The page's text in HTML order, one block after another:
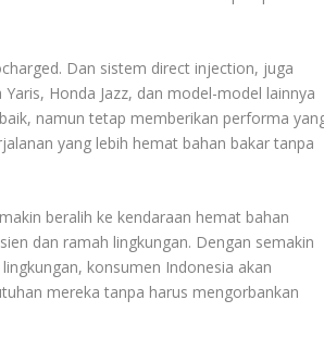
Dan sistem direct injection, juga
Honda Jazz, dan model-model lainnya
namun tetap memberikan performa
yang lebih hemat bahan bakar tanpa
beralih ke kendaraan hemat bahan
dan ramah lingkungan. Dengan semakin
konsumen Indonesia akan
mereka tanpa harus mengorbankan